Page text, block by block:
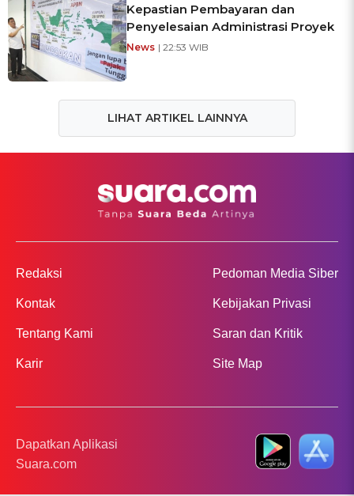
Kepastian Pembayaran dan
Penyelesaian Administrasi Proyek
News | 22:53 WIB
LIHAT ARTIKEL LAINNYA
Redaksi
Kontak
Tentang Kami
Karir
Pedoman Media Siber
Kebijakan Privasi
Saran dan Kritik
Site Map
Dapatkan Aplikasi
Suara.com